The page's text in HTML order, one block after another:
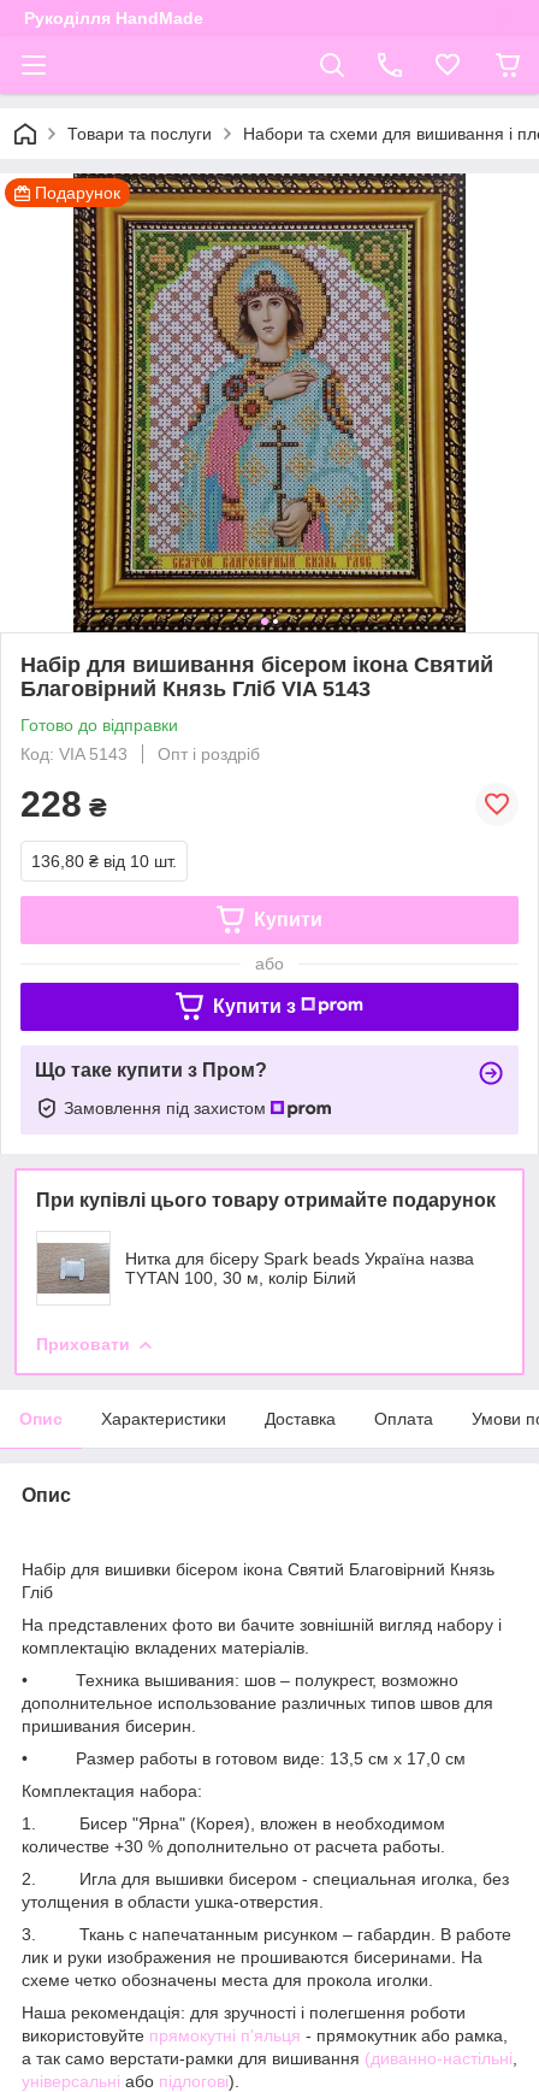
Рукоділля HandMade
Товари та послуги Набори та схеми для вишивання і
Подарунок
Набір для вишивання бісером ікона Святий
Благовірний Князь Гліб VIA 5143
Готово до відправки
Код: VIA 5143
Опт і роздріб
228 ₴
136,80 ₴ від 10 шт.
Купити
або
Купити з
Що таке купити з Пром?
Замовлення під захистом
При купівлі цього товару отримайте подарунок
Нитка для бісеру Spark beads Україна назва
TYTAN 100, 30 м, колір Білий
Приховати
Опис Характеристики Доставка Оплата Умови
Опис
Набір для вишивки бісером ікона Святий Благовірний Князь
Гліб
На представлених фото ви бачите зовнішній вигляд набору і
комплектацію вкладених матеріалів.
• Техника вышивания: шов – полукрест, возможно
дополнительное использование различных типов швов для
пришивания бисерин.
• Размер работы в готовом виде: 13,5 см х 17,0 см
Комплектация набора:
1. Бисер "Ярна" (Корея), вложен в необходимом
количестве +30 % дополнительно от расчета работы.
2. Игла для вышивки бисером - специальная иголка, без
утолщения в области ушка-отверстия.
3. Ткань с напечатанным рисунком – габардин. В работе
лик и руки изображения не прошиваются бисеринами. На
схеме четко обозначены места для прокола иголки.
Наша рекомендація: для зручності і полегшення роботи
використовуйте прямокутні п'яльця - прямокутник або рамка,
а так само верстати-рамки для вишивання (диванно-настільні
універсальні або підлогові).